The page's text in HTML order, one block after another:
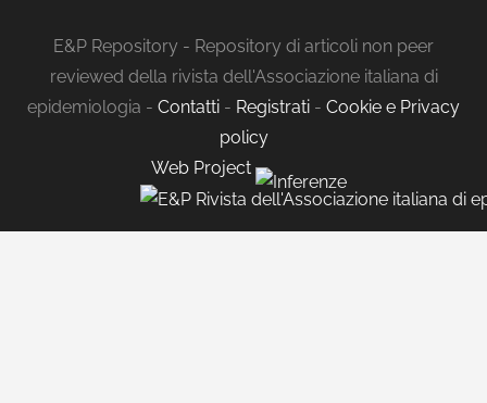
E&P Repository - Repository di articoli non peer
reviewed della rivista dell'Associazione italiana di
epidemiologia - Contatti - Registrati - Cookie e Privacy
policy
Web Project